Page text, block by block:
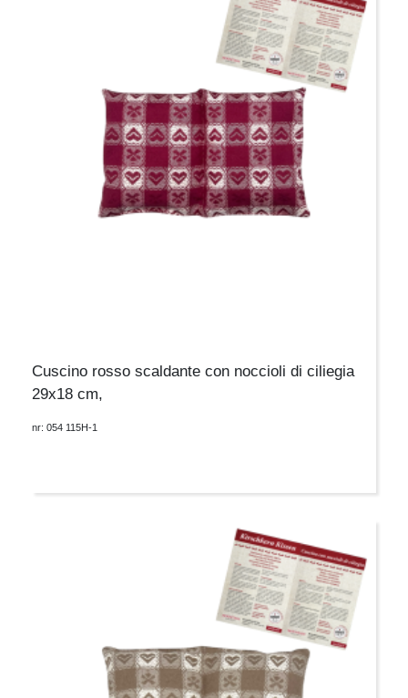
Cuscino rosso scaldante con noccioli di ciliegia
29x18 cm,
nr: 054 115H-1